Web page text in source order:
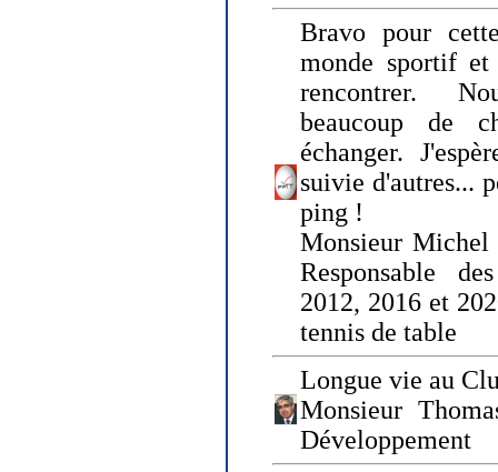
Bravo pour
monde sportif
rencontrer.
beaucoup de
échanger.
suivie d'autres...
ping !
Monsieur
Responsable
2012, 2016 et
tennis de table
Longue vie au
Monsieur
Développement